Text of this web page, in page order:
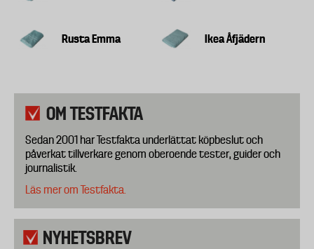
Rusta Emma Ikea Åfjädern
OM TESTFAKTA
Sedan 2001 har Testfakta underlättat köpbeslut och
påverkat tillverkare genom oberoende tester, guider och
journalistik.
Läs mer om Testfakta.
NYHETSBREV